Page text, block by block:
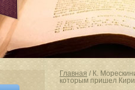
Главная / К.
которым пришел